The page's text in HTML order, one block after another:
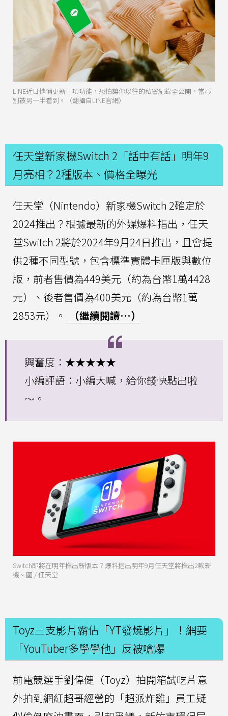
LINE近日悄悄更新一項功能，恐怕讓你以往的私密紀錄全公開，當心
別被另一半看到。（翻攝自LINE官網）
任天堂新家機Switch 2「話中有話」明年9
月亮相？2種版本、價格全曝光
任天堂（Nintendo）新家機Switch 2確定於
2024推出？根據最新的外媒爆料指出，任天
堂Switch 2將於2024年9月24日推出，且會提
供2種不同型號，包含標準實體卡匣版與數位
版，前者售價為449美元（約為台幣1萬4428
元）、後者售價為400美元（約為台幣1萬
2853元）。
（繼續閱讀…）
興奮度：★★★★★
小編評語：小編大喊，給你錢快點出啦
～。
Switch即將在明年推出新版本？爆料指出明年9月任天堂將推出2款新
機。圖 / 任天堂
Toyz三支影片霸佔「YT發燒影片」！網要
「YouTuber多學學他」反被嗆爆
前電競選手劉偉健（Toyz）拍開箱試吃片意
外拍到網紅超哥經營的「超派炸雞」員工疑